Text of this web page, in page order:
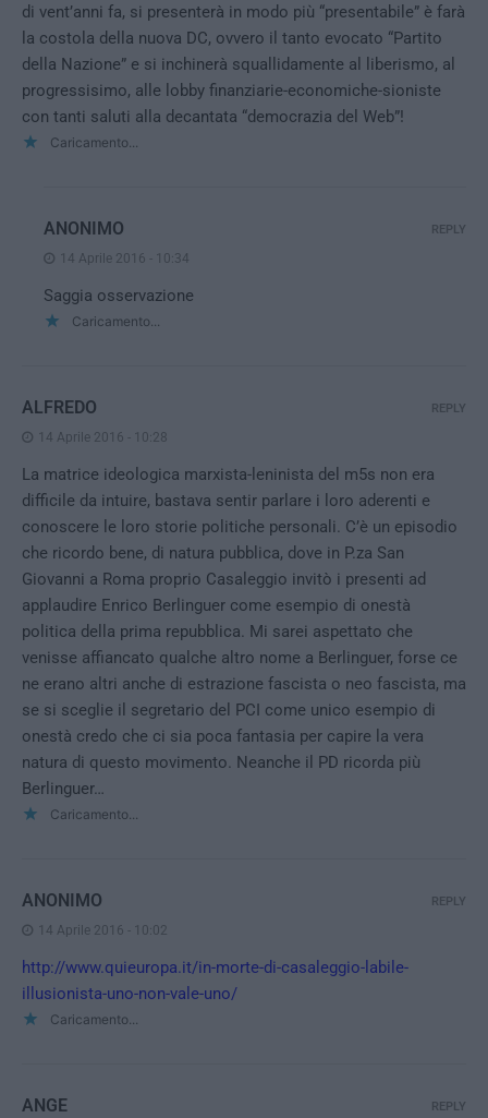
di vent’anni fa, si presenterà in modo più “presentabile” è farà
la costola della nuova DC, ovvero il tanto evocato “Partito
della Nazione” e si inchinerà squallidamente al liberismo, al
progressisimo, alle lobby finanziarie-economiche-sioniste
con tanti saluti alla decantata “democrazia del Web”!
Caricamento...
ANONIMO
14 Aprile 2016 - 10:34
Saggia osservazione
Caricamento...
REPLY
ALFREDO
14 Aprile 2016 - 10:28
La matrice ideologica marxista-leninista del m5s non era
difficile da intuire, bastava sentir parlare i loro aderenti e
conoscere le loro storie politiche personali. C’è un episodio
che ricordo bene, di natura pubblica, dove in P.za San
Giovanni a Roma proprio Casaleggio invitò i presenti ad
applaudire Enrico Berlinguer come esempio di onestà
politica della prima repubblica. Mi sarei aspettato che
venisse affiancato qualche altro nome a Berlinguer, forse ce
ne erano altri anche di estrazione fascista o neo fascista, ma
se si sceglie il segretario del PCI come unico esempio di
onestà credo che ci sia poca fantasia per capire la vera
natura di questo movimento. Neanche il PD ricorda più
Berlinguer…
Caricamento...
REPLY
ANONIMO
14 Aprile 2016 - 10:02
http://www.quieuropa.it/in-morte-di-casaleggio-labile-
illusionista-uno-non-vale-uno/
Caricamento...
REPLY
ANGE REPLY